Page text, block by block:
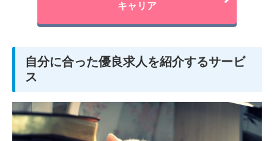
キャリア
自分に合った優良求人を紹介するサービ
ス